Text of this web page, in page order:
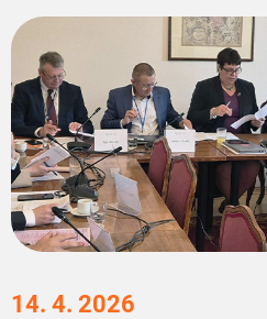
14. 4. 2026